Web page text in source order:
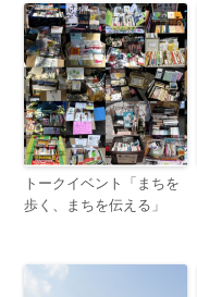
トークイベント「まちを
歩く、まちを伝える」